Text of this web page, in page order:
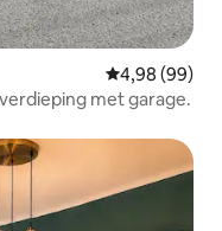
Gemiddelde
4,98 (99)
met garage.